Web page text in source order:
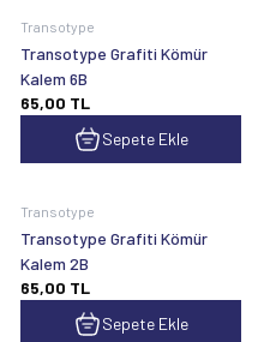
Transotype
Transotype Grafiti Kömür
Kalem 6B
65,00 TL
Sepete Ekle
Transotype
Transotype Grafiti Kömür
Kalem 2B
65,00 TL
Sepete Ekle